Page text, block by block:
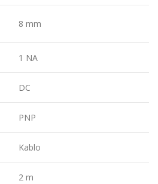
8 mm
1 NA
DC
PNP
Kablo
2 m